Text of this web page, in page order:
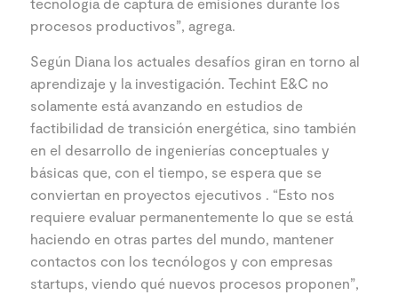
procesos productivos”, agrega.
Según Diana los actuales desafíos giran en torno al
aprendizaje y la investigación. Techint E&C no
solamente está avanzando en estudios de
factibilidad de transición energética, sino también
en el desarrollo de ingenierías conceptuales y
básicas que, con el tiempo, se espera que se
conviertan en proyectos ejecutivos . “Esto nos
requiere evaluar permanentemente lo que se está
haciendo en otras partes del mundo, mantener
contactos con los tecnólogos y con empresas
startups, viendo qué nuevos procesos proponen”,